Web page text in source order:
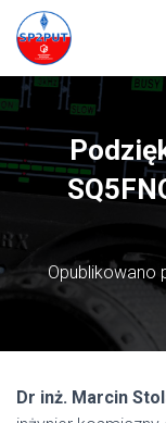
Opublikowano
Dr inż. Marcin